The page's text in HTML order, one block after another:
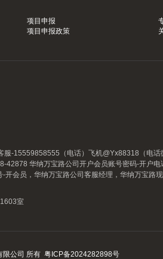
项目申报
项目申报政策
服-15559858555（电话）飞机@Yx88318（电
42878 华纳万宝路公司开户会员账号密码-开户
开会员，华纳万宝路公司客服经理，华纳万宝路
室
限公司 所有 粤ICP备2024282898号